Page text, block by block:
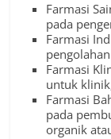
Farmasi
pada
Farmasi
Farmasi
untuk
Farmasi
pada
organik